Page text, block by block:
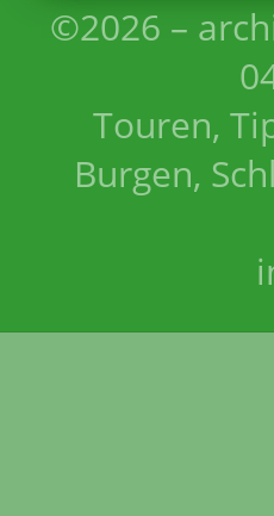
©2026 –
Touren,
Burgen,